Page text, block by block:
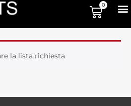
0
la lista richiesta